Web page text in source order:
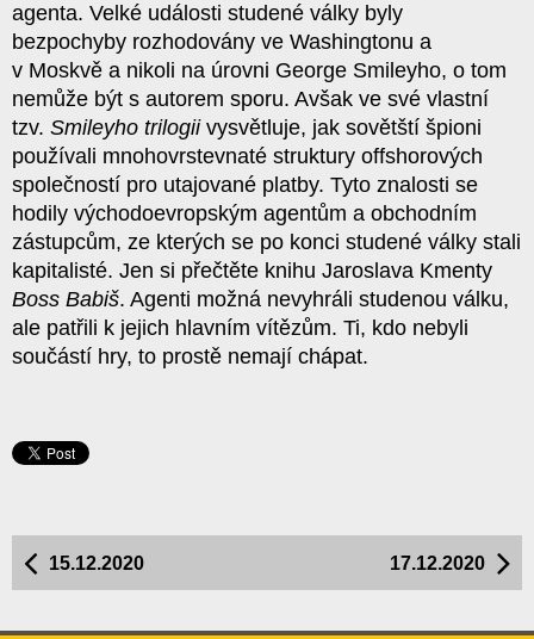
agenta. Velké události studené války byly
bezpochyby rozhodovány ve Washingtonu a
v Moskvě a nikoli na úrovni George Smileyho, o tom
nemůže být s autorem sporu. Avšak ve své vlastní
tzv. Smileyho trilogiivysvětluje, jak sovětští špioni
používali mnohovrstevnaté struktury offshorových
společností pro utajované platby. Tyto znalosti se
hodily východoevropským agentům a obchodním
zástupcům, ze kterých se po konci studené války stali
kapitalisté. Jen si přečtěte knihu Jaroslava Kmenty
Boss Babiš. Agenti možná nevyhráli studenou válku,
ale patřili k jejich hlavním vítězům. Ti, kdo nebyli
součástí hry, to prostě nemají chápat.
17.12.2020
15.12.2020